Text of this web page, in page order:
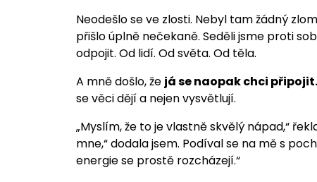
Neodešlo se ve zlosti. Nebyl tam žádný
přišlo úplně nečekaně. Seděli jsme proti
odpojit. Od lidí. Od světa. Od těla.
A mně došlo, že já se naopak chci připojit.
se věci dějí a nejen vysvětlují.
„Myslím, že to je vlastně skvělý nápad,“
mne,“ dodala jsem. Podíval se na mě s
energie se prostě rozcházejí.“